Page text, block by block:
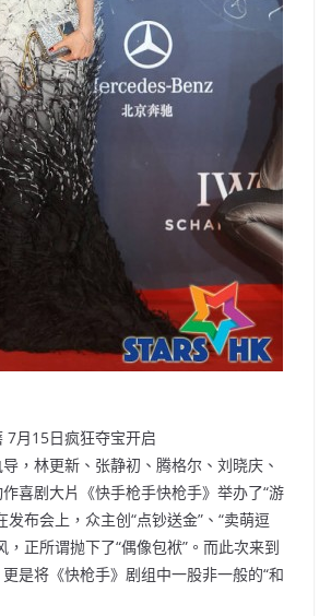
7月15日疯狂夺宝开启
，林更新、张静初、腾格尔、刘晓庆、
喜剧大片《快手枪手快枪手》举办了“游
发布会上，众主创“点钞送金”、“卖萌逗
，正所谓抛下了“偶像包袱”。而此次来到
是将《快枪手》剧组中一股非一般的“和